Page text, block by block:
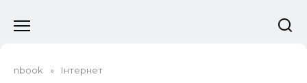
до
nbook » Інтернет